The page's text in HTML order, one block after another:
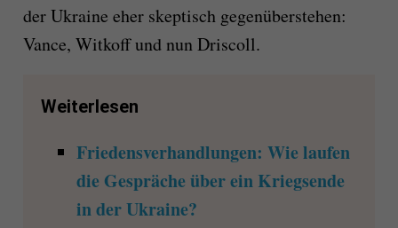
der Ukraine eher skeptisch gegenüberstehen:
Vance, Witkoff und nun Driscoll.
Weiterlesen
Friedensverhandlungen: Wie laufen
die Gespräche über ein Kriegsende
in der Ukraine?